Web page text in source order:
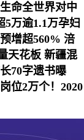
命全世界对中
万逾1.1万孕妇
增超560% 涪
天花板 新疆混
70字遗书曝
位2万个！2020